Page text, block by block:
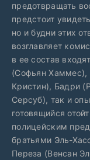
предотвращать
предстоит
но и будни этих
возглавляет
в ее состав
(Софьян Хаммес),
Кристин), Бадри
Серсуб), так и
готовящийся
полицейским
братьями Эль-
Переза (Венсан